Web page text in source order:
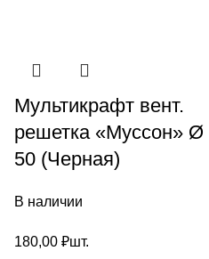
Мультикрафт вент.
решетка «Муссон» Ø
50 (Черная)
В наличии
180,00 ₽шт.